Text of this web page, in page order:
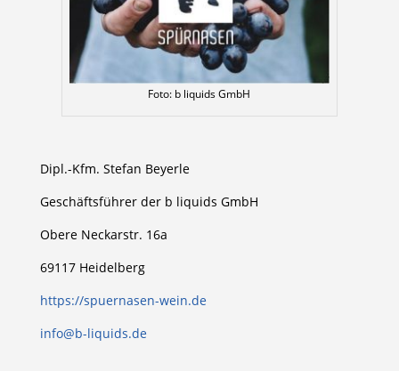
Foto: b liquids GmbH
Dipl.-Kfm. Stefan Beyerle
Geschäftsführer der b liquids GmbH
Obere Neckarstr. 16a
69117 Heidelberg
https://spuernasen-wein.de
info@b-liquids.de